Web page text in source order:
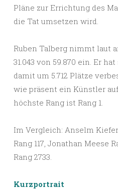
Pläne zur Errichtung des
die Tat umsetzen wird.
Ruben Talberg nimmt laut
31.043 von 59.870 ein. Er
damit um 5.712 Plätze
wie präsent ein Künstler
höchste Rang ist Rang 1.
Im Vergleich: Anselm
Rang 117, Jonathan Meese
Rang 2733.
Kurzportrait